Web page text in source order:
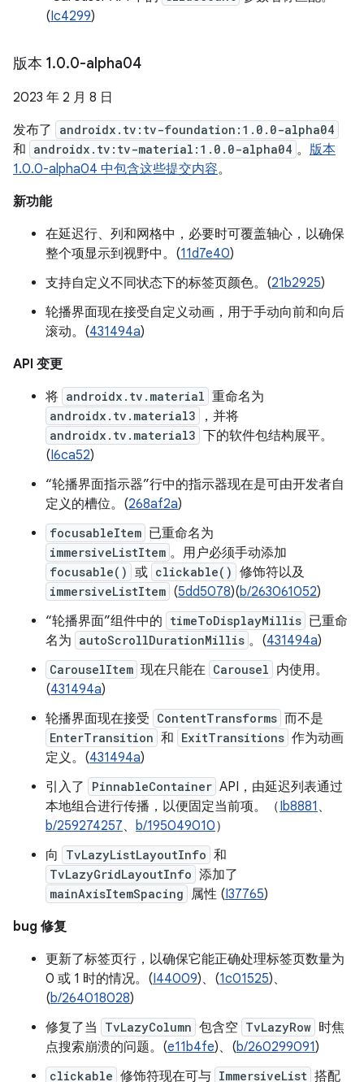
(Ic4299)
版本 1.0.0-alpha04
2023 年 2 月 8 日
发布了
androidx.tv:tv-foundation:1.0.0-alpha04
和 androidx.tv:tv-material:1.0.0-alpha04 。 版本
1.0.0-alpha04 中包含这些提交内容。
新功能
在延迟行、列和网格中，必要时可覆盖轴心，以确保
整个项显示到视野中。(11d7e40)
支持自定义不同状态下的标签页颜色。(21b2925)
轮播界面现在接受自定义动画，用于手动向前和向后
滚动。(431494a)
API 变更
将 androidx.tv.material 重命名为
androidx.tv.material3 ，并将
androidx.tv.material3 下的软件包结构展平。
(I6ca52)
“轮播界面指示器”行中的指示器现在是可由开发者自
定义的槽位。(268af2a)
focusableItem 已重命名为
immersiveListItem 。用户必须手动添加
focusable() 或 clickable() 修饰符以及
immersiveListItem (5dd5078)(b/263061052)
“轮播界面”组件中的 timeToDisplayMillis 已重命
名为 autoScrollDurationMillis 。(431494a)
CarouselItem 现在只能在 Carousel 内使用。
(431494a)
轮播界面现在接受 ContentTransforms 而不是
EnterTransition 和 ExitTransitions 作为动画
定义。(431494a)
引入了
PinnableContainer API，由延迟列表通过
本地组合进行传播，以便固定当前项。（Ib8881 、
b/259274257、 b/195049010）
向
TvLazyListLayoutInfo 和
TvLazyGridLayoutInfo 添加了
mainAxisItemSpacing 属性 (I37765)
bug 修复
更新了标签页行，以确保它能正确处理标签页数量为
0 或 1 时的情况。(I44009)、(1c01525)、
(b/264018028)
修复了当
TvLazyColumn 包含空 TvLazyRow 时焦
点搜索崩溃的问题。(e11b4fe)、(b/260299091)
clickable 修饰符现在可与 ImmersiveList 搭配